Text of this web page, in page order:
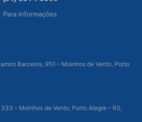
Para informações
Barcelos, 910 – Moinhos de Vento, Porto
– Moinhos de Vento, Porto Alegre – RS,